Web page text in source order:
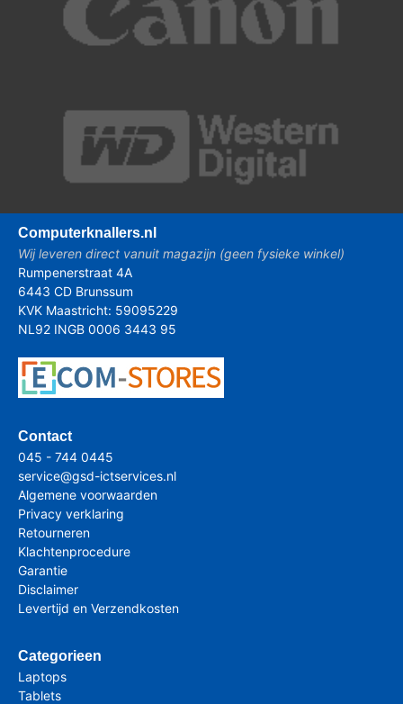
Computerknallers.nl
Wij leveren direct vanuit magazijn (geen fysieke winkel)
Rumpenerstraat 4A
6443 CD Brunssum
KVK Maastricht: 59095229
NL92 INGB 0006 3443 95
Contact
045 - 744 0445
service@gsd-ictservices.nl
Algemene voorwaarden
Privacy verklaring
Retourneren
Klachtenprocedure
Garantie
Disclaimer
Levertijd en Verzendkosten
Categorieen
Laptops
Tablets